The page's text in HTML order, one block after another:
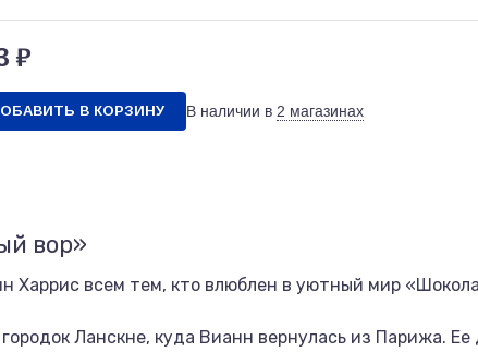
₽
В КОРЗИНУ В наличии в 2 магазинах
вор»
Харрис всем тем, кто влюблен в уютный мир
Ланскне, куда Вианн вернулась из Парижа. Ее